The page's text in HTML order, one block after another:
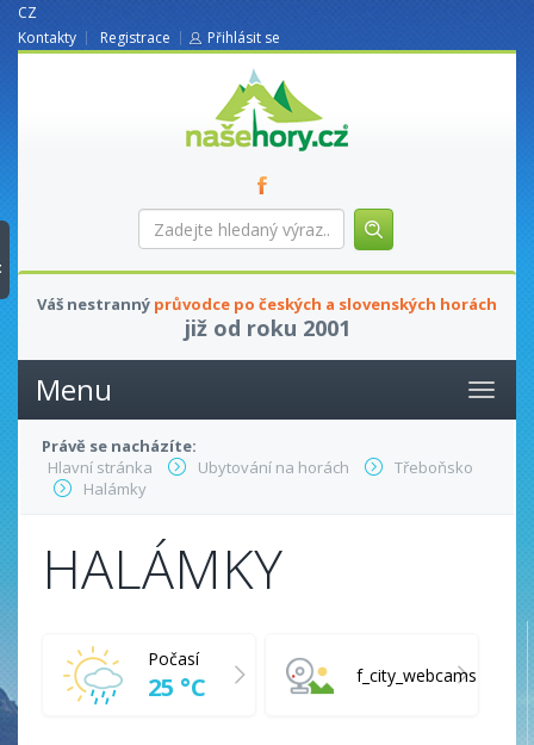
CZ
Kontakty
Registrace Přihlásit se
nasehory.cz
Zadejte
hledaný
Váš nestranný průvodce po českých a slovenských horách
již od roku 2001
Menu
Právě se nacházíte:
Hlavní stránka
Ubytování na horách
Třeboňsko
Halámky
HALÁMKY
Počasí
25 °C f_city_webcams